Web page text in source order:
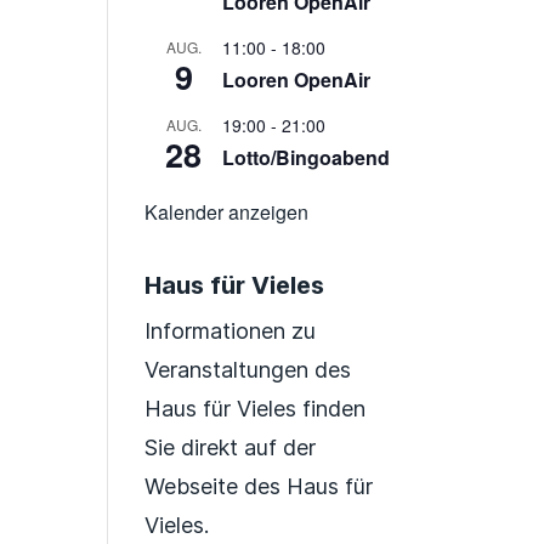
AUG.
9
11:00 - 18:00
Looren OpenAir
AUG.
28
19:00 -21:00
Lotto/Bingoabend
Kalender anzeigen
Haus für Vieles
Informationen zu
Veranstaltungen des
Haus für Vieles finden
Sie direkt auf der
Webseite des Haus für
Vieles.